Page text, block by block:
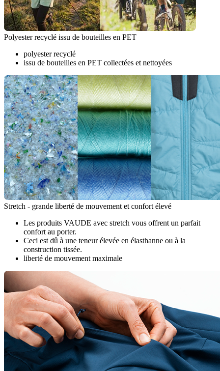
Polyester recyclé issu de bouteilles en PET
polyester recyclé
issu de bouteilles en PET collectées et nettoyées
Stretch - grande liberté de mouvement et confort élevé
Les produits VAUDE avec stretch vous offrent un parfait
confort au porter.
Ceci est dû à une teneur élevée en élasthanne ou à la
construction tissée.
liberté de mouvement maximale